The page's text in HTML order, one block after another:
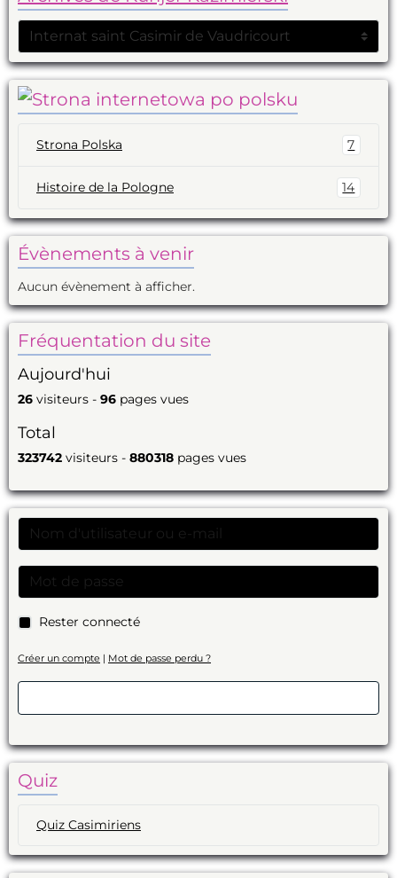
Strona Polska 7
Histoire de la Pologne 14
Évènements à venir
Aucun évènement à afficher.
Fréquentation du site
Aujourd'hui
26 visiteurs - 96 pages vues
Total
323742 visiteurs - 880318 pages vues
Rester connecté
Créer un compte | Mot de passe perdu ?
Quiz
Quiz Casimiriens